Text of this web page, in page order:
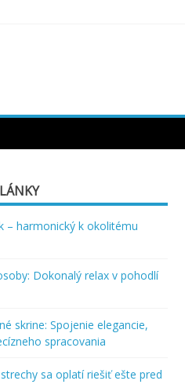
– harmonický k okolitému
Dokonalý relax v pohodlí
skrine: Spojenie elegancie,
spracovania
sa oplatí riešiť ešte pred